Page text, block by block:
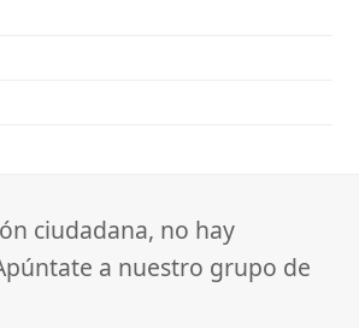
ciudadana, no hay
a nuestro grupo de